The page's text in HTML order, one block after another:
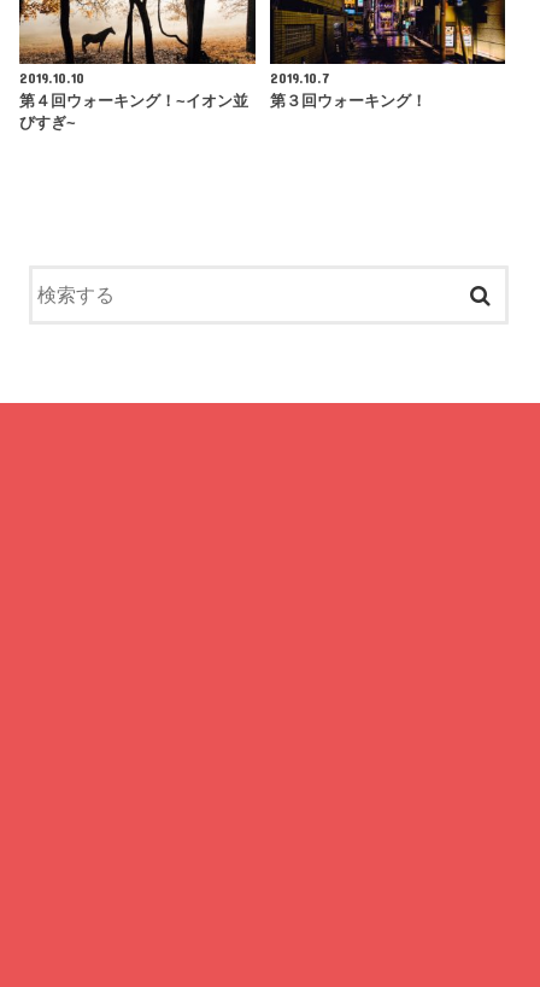
2019.10.10
第４回ウォーキング！~イオン並
びすぎ~
2019.10.7
第３回ウォーキング！